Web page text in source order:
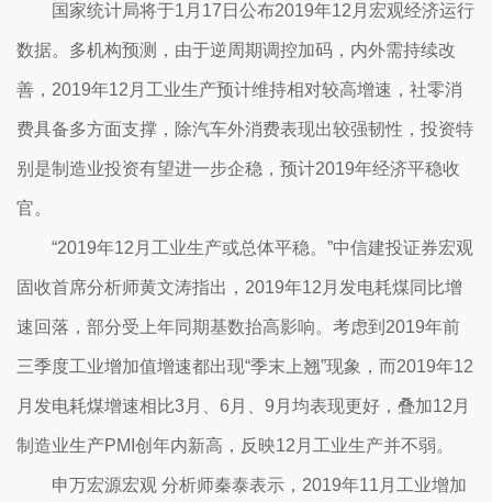
国家统计局将于1月17日公布2019年12月宏观经济运行
数据。多机构预测，由于逆周期调控加码，内外需持续改
善，2019年12月工业生产预计维持相对较高增速，社零消
费具备多方面支撑，除汽车外消费表现出较强韧性，投资特
别是制造业投资有望进一步企稳，预计2019年经济平稳收
官。
“2019年12月工业生产或总体平稳。”中信建投证券宏观
固收首席分析师黄文涛指出，2019年12月发电耗煤同比增
速回落，部分受上年同期基数抬高影响。考虑到2019年前
三季度工业增加值增速都出现“季末上翘”现象，而2019年12
月发电耗煤增速相比3月、6月、9月均表现更好，叠加12月
制造业生产PMI创年内新高，反映12月工业生产并不弱。
申万宏源宏观 分析师秦泰表示，2019年11月工业增加